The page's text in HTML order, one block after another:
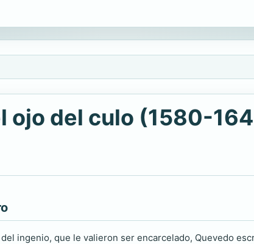
ojo del culo (1580-
ingenio, que le valieron ser encarcelado, Quevedo